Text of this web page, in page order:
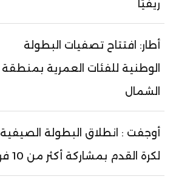
ريفيًا
أطار: افتتاح تصفيات البطولة
الوطنية للفئات العمرية بمنطقة
الشمال
أوجفت : انطلاق البطولة الصيفية
لكرة القدم بمشاركة أكثر من 10 فرق